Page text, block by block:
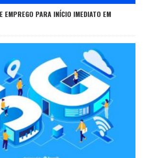
EMPREGO PARA INÍCIO IMEDIATO EM